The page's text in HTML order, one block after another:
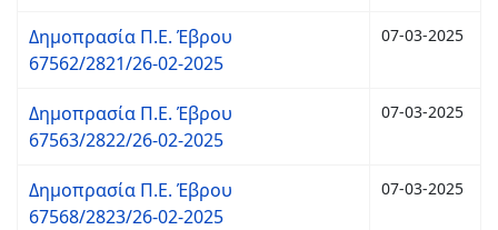
Δημοπρασία Π.Ε. Έβρου
67562/2821/26-02-2025
07-03-2025
Δημοπρασία Π.Ε. Έβρου
67563/2822/26-02-2025
07-03-2025
Δημοπρασία Π.Ε. Έβρου
67568/2823/26-02-2025
07-03-2025